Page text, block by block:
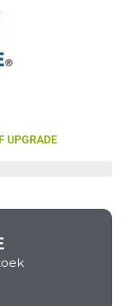
UPGRADE